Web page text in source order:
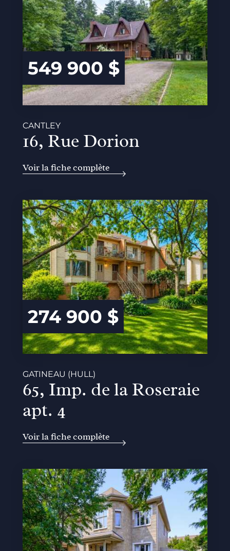
549 900 $
CANTLEY
16, Rue Dorion
Voir la fiche complète
274 900 $
GATINEAU (HULL)
65, Imp. de la Roseraie
apt. 4
Voir la fiche complète